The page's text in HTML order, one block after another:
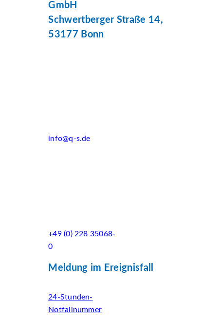
GmbH
Schwertberger Straße 14,
53177 Bonn
info@q-s.de
+49 (0) 228 35068-
0
Meldung im Ereignisfall
24-Stunden-
Notfallnummer